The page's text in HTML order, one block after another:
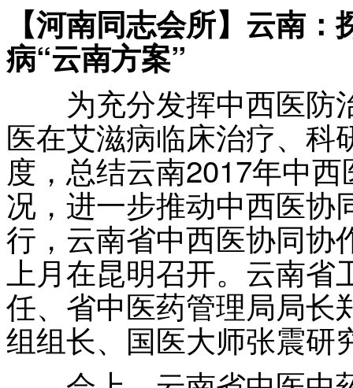
【河南同志会所】 云南：
病“云南方案”
为充分发挥中西医防
医在艾滋病临床治疗、科
度，总结云南2017年中
况，进一步推动中西医协
行，云南省中西医协同协
上月在昆明召开。云南
任、省中医药管理局局长
组组长、国医大师张震研